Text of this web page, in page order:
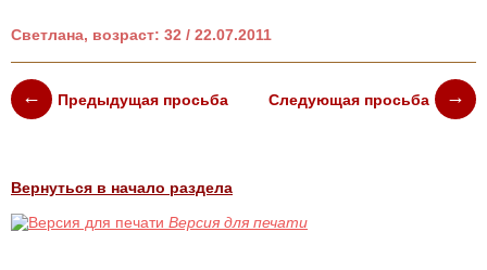
Светлана, возраст: 32 / 22.07.2011
Предыдущая просьба Следующая просьба
Вернуться в начало раздела
Версия для печати